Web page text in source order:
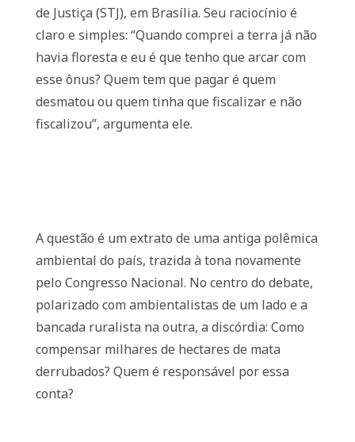
de Justiça (STJ), em Brasília. Seu raciocínio é
claro e simples: “Quando comprei a terra já não
havia floresta e eu é que tenho que arcar com
esse ônus? Quem tem que pagar é quem
desmatou ou quem tinha que fiscalizar e não
fiscalizou”, argumenta ele.
A questão é um extrato de uma antiga polêmica
ambiental do país, trazida à tona novamente
pelo Congresso Nacional. No centro do debate,
polarizado com ambientalistas de um lado e a
bancada ruralista na outra, a discórdia: Como
compensar milhares de hectares de mata
derrubados? Quem é responsável por essa
conta?